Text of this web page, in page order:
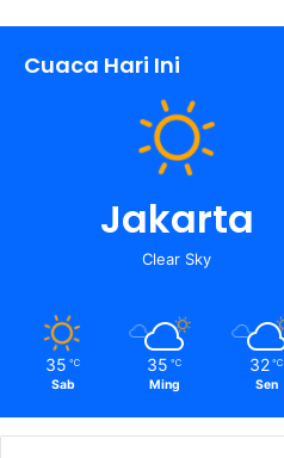
Cuaca Hari Ini
Jakarta
Clear Sky
35 ℃
Sab
35 ℃
Ming
32 ℃
Sen